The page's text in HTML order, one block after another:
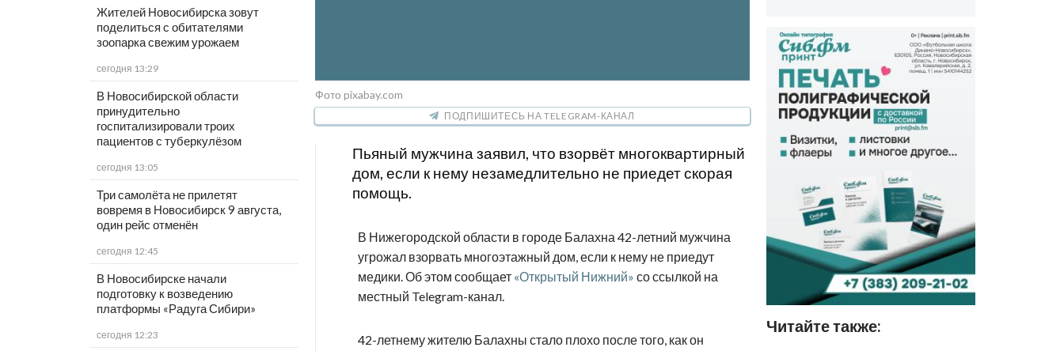
Жителей Новосибирска зовут
поделиться с обитателями
зоопарка свежим урожаем
сегодня 13:29
В Новосибирской области
принудительно
госпитализировали троих
пациентов с туберкулёзом
сегодня 13:05
Три самолёта не прилетят
вовремя в Новосибирск 9 августа,
один рейс отменён
сегодня 12:45
В Новосибирске начали
подготовку к возведению
платформы «Радуга Сибири»
сегодня 12:23
Фото pixabay.com
ПОДПИШИТЕСЬ НА TELEGRAM-КАНАЛ
Пьяный мужчина заявил, что взорвёт многоквартирный
дом, если к нему незамедлительно не приедет скорая
помощь.
В Нижегородской области в городе Балахна 42-летний мужчина
угрожал взорвать многоэтажный дом, если к нему не приедут
медики. Об этом сообщает «Открытый Нижний» со ссылкой на
местный Telegram-канал.
42-летнему жителю Балахны стало плохо после того, как он
Читайте также: